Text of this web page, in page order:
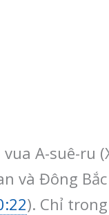
A-suê-ru
và Đông
). Chỉ